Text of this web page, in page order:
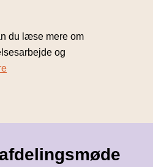
du læse mere om
og